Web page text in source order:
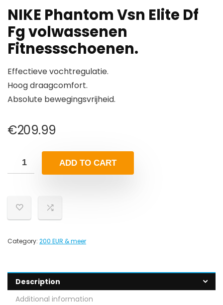
NIKE Phantom Vsn Elite Df
Fg volwassenen
Fitnessschoenen.
Effectieve vochtregulatie.
Hoog draagcomfort.
Absolute bewegingsvrijheid.
€209.99
ADD TO CART
Category: 200 EUR & meer
Description
Additional information